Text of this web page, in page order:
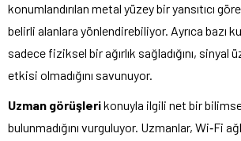
konumlandırılan metal yüzey bir yansıtıcı
belirli alanlara yönlendirebiliyor. Ayrıca bazı
sadece fiziksel bir ağırlık sağladığını, sinyal
etkisi olmadığını savunuyor.
Uzman görüşlerikonuyla ilgili net bir
bulunmadığını vurguluyor. Uzmanlar, Wi‑Fi